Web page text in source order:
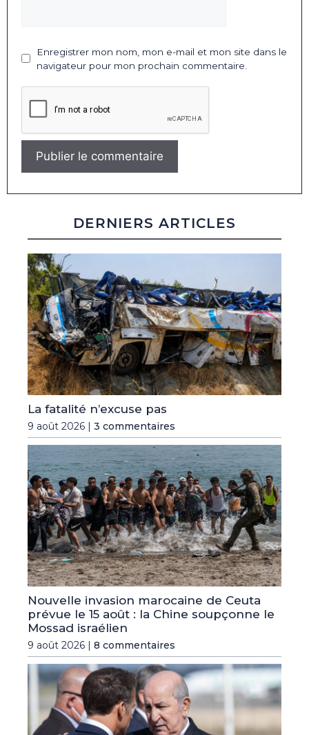
Enregistrer mon nom, mon e-mail et mon site dans le
navigateur pour mon prochain commentaire.
DERNIERS ARTICLES
La fatalité n’excuse pas
9 août 2026 | 3 commentaires
Nouvelle invasion marocaine de Ceuta
prévue le 15 août : la Chine soupçonne le
Mossad israélien
9 août 2026 | 8 commentaires